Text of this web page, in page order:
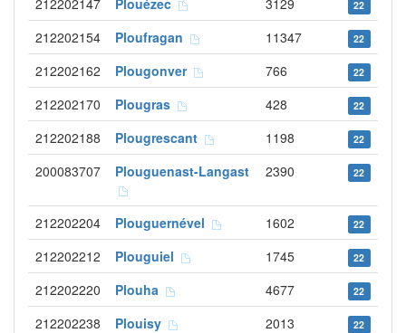
212202147 Plouézec 3129 22
212202154 Ploufragan 11347 22
212202162 Plougonver 766 22
212202170 Plougras 428 22
212202188 Plougrescant 1198 22
200083707 Plouguenast-Langast 2390 22
212202204 Plouguernével 1602 22
212202212 Plouguiel 1745 22
212202220 Plouha 4677 22
212202238 Plouisy 2013 22